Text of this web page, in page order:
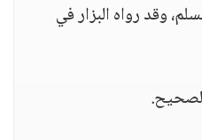
وقد رواه البزار في